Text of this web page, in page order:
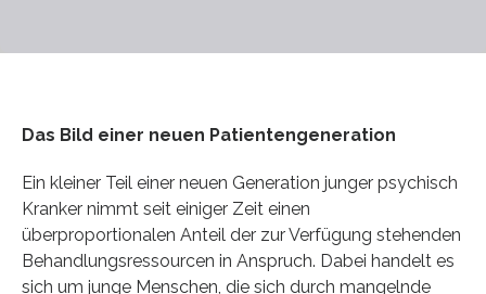
Das Bild einer neuen Patientengeneration
Ein kleiner Teil einer neuen Generation junger psychisch
Kranker nimmt seit einiger Zeit einen
überproportionalen Anteil der zur Verfügung stehenden
Behandlungsressourcen in Anspruch. Dabei handelt es
sich um junge Menschen, die sich durch mangelnde